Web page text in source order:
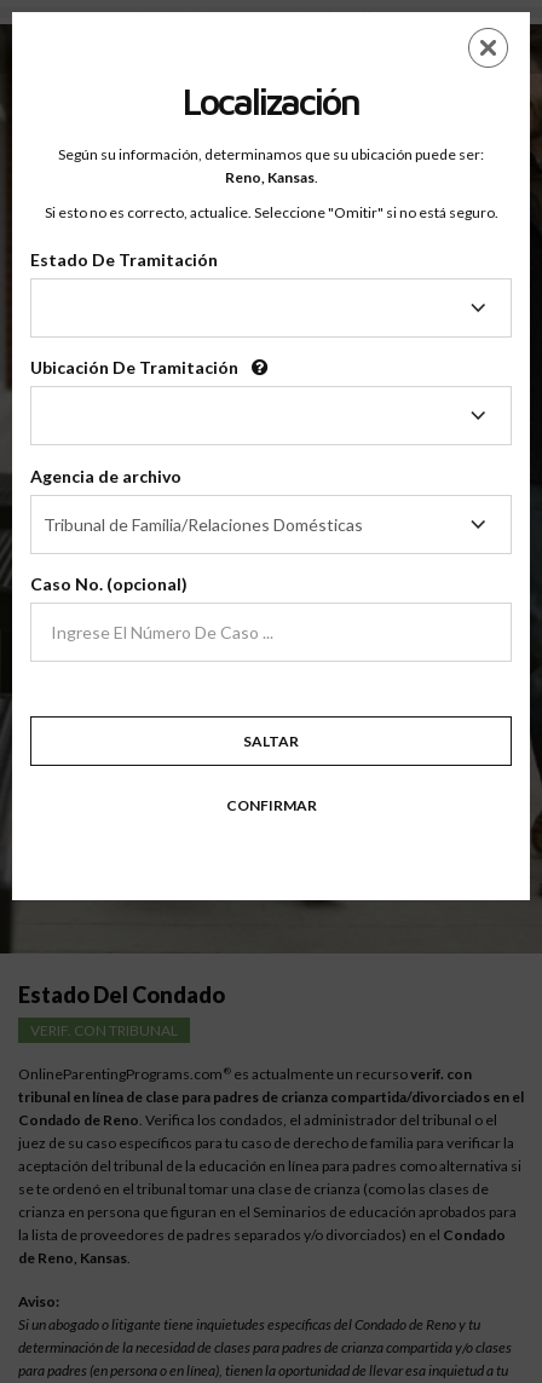
Condado De Reno, Kansas — Clases Para Padres En Línea
principal
EN
OnlineParentingPrograms.com
Condado De Reno (KS)
OnlineParentingPrograms.com
reconocida por el tribunal
$49.99 AÑADIR
Clase De Crianza Compartida/Divorcio
(Clase Básica De Crianza Compartida)
Clase de padres de crianza compartida básica centrada en familias en
en un esfuerzo por trabajar juntos con sus padres por el bien de los niños.
Disponible enInglés
Resumen Detallado De La Clase
Estado Del Condado
VERIF. CON TRIBUNAL
OnlineParentingPrograms.com ® es actualmente un recursoverif. con
tribunal en línea de clase para padres de crianza compartida/divorciados en el
Condado de Reno. Verifica los condados, el administrador del tribunal o el
juez de su caso específicos para tu caso de derecho de familia para verificar la
aceptación del tribunal de la educación en línea para padres como alternativa si
se te ordenó en el tribunal tomar una clase de crianza (como las clases de
crianza en persona que figuran en el Seminarios de educación aprobados para
la lista de proveedores de padres separados y/o divorciados) en el Condado
de Reno, Kansas.
Aviso:
Si un abogado o litigante tiene inquietudes específicas del Condado de Reno y tu
determinación de la necesidad de clases para padres de crianza compartida y/o clases
para padres (en persona o en línea), tienen la oportunidad de llevar esa inquietud a tu
Localización
Según su información, determinamos que su ubicación puede ser:
Reno, Kansas.
Si esto no es correcto, actualice. Seleccione "Omitir" si no está seguro.
Estado De Tramitación
Tramitación
Ubicación De Tramitación
Tramitación
Agencia de archivo
Tribunal de Familia/Relaciones Domésticas
de
archivo
Caso No. (opcional)
SALTAR
CONFIRMAR